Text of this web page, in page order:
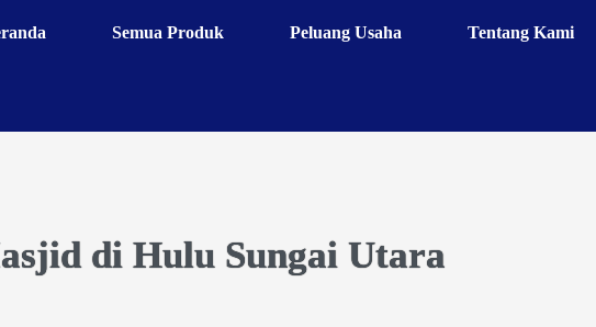
Semua Produk Peluang Usaha Tentang Kami
di Hulu Sungai Utara